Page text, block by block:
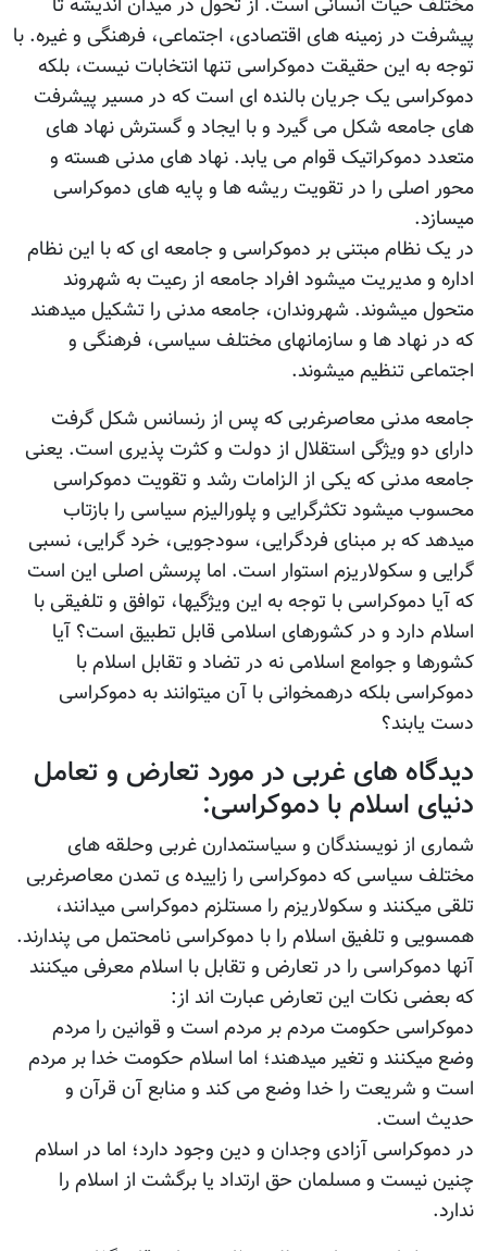
مختلف حیات انسانی است. از تحول در میدان اندیشه تا
پیشرفت در زمینه های اقتصادی، اجتماعی، فرهنگی و غیره. با
توجه به این حقیقت دموکراسی تنها انتخابات نیست، بلکه
دموکراسی یک جریان بالنده ای است که در مسیر پیشرفت
های جامعه شکل می گیرد و با ایجاد و گسترش نهاد های
متعدد دموکراتیک قوام می یابد. نهاد های مدنی هسته و
محور اصلی را در تقویت ریشه ها و پایه های دموکراسی
میسازد.
در یک نظام مبتنی بر دموکراسی و جامعه ای که با این نظام
اداره و مدیریت میشود افراد جامعه از رعیت به شهروند
متحول میشوند. شهروندان، جامعه مدنی را تشکیل میدهند
که در نهاد ها و سازمانهای مختلف سیاسی، فرهنگی و
اجتماعی تنظیم میشوند.
جامعه مدنی معاصرغربی که پس از رنسانس شکل گرفت
دارای دو ویژگی استقلال از دولت و کثرت پذیری است. یعنی
جامعه مدنی که یکی از الزامات رشد و تقویت دموکراسی
محسوب میشود تکثرگرایی و پلورالیزم سیاسی را بازتاب
میدهد که بر مبنای فردگرایی، سودجویی، خرد گرایی، نسبی
گرایی و سکولاریزم استوار است. اما پرسش اصلی این است
که آیا دموکراسی با توجه به این ویژگیها، توافق و تلفیقی با
اسلام دارد و در کشورهای اسلامی قابل تطبیق است؟ آیا
کشورها و جوامع اسلامی نه در تضاد و تقابل اسلام با
دموکراسی بلکه درهمخوانی با آن میتوانند به دموکراسی
دست یابند؟
دیدگاه های غربی در مورد تعارض و تعامل
دنیای اسلام با دموکراسی:
شماری از نویسندگان و سیاستمدارن غربی وحلقه های
مختلف سیاسی که دموکراسی را زاییده ی تمدن معاصرغربی
تلقی میکنند و سکولاریزم را مستلزم دموکراسی میدانند،
همسویی و تلفیق اسلام را با دموکراسی نامحتمل می پندارند.
آنها دموکراسی را در تعارض و تقابل با اسلام معرفی میکنند
که بعضی نکات این تعارض عبارت اند از:
دموکراسی حکومت مردم بر مردم است و قوانین را مردم
وضع میکنند و تغیر میدهند؛ اما اسلام حکومت خدا بر مردم
است و شریعت را خدا وضع می کند و منابع آن قرآن و
حدیث است.
در دموکراسی آزادی وجدان و دین وجود دارد؛ اما در اسلام
چنین نیست و مسلمان حق ارتداد یا برگشت از اسلام را
ندارد.